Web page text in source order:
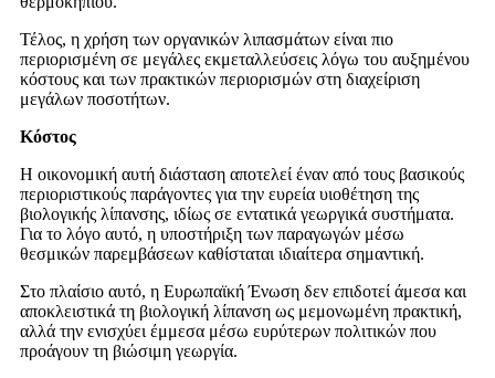
Τέλος, η χρήση των οργανικών λιπασμάτων είναι πιο
περιορισμένη σε μεγάλες εκμεταλλεύσεις λόγω του αυξημένου
κόστους και των πρακτικών περιορισμών στη διαχείριση
μεγάλων ποσοτήτων.
Κόστος
Η οικονομική αυτή διάσταση αποτελεί έναν από τους βασικούς
περιοριστικούς παράγοντες για την ευρεία υιοθέτηση της
βιολογικής λίπανσης, ιδίως σε εντατικά γεωργικά συστήματα.
Για το λόγο αυτό, η υποστήριξη των παραγωγών μέσω
θεσμικών παρεμβάσεων καθίσταται ιδιαίτερα σημαντική.
Στο πλαίσιο αυτό, η Ευρωπαϊκή Ένωση δεν επιδοτεί άμεσα και
αποκλειστικά τη βιολογική λίπανση ως μεμονωμένη πρακτική,
αλλά την ενισχύει έμμεσα μέσω ευρύτερων πολιτικών που
προάγουν τη βιώσιμη γεωργία.